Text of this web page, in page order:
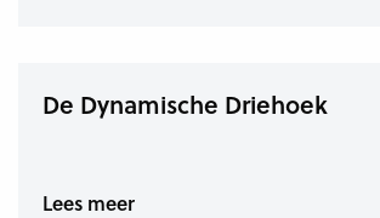
De Dynamische Driehoek
Lees meer